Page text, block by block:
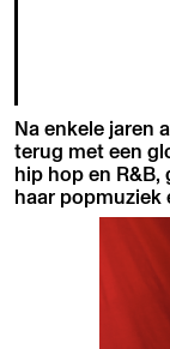
Na enkele jaren
terug met een
hip hop en R&B,
haar popmuziek